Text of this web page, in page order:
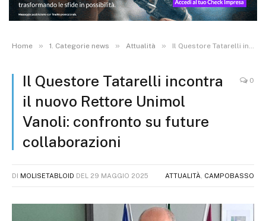
Home » 1. Categorie news » Attualità » Il Questore Tatarelli incontra il nuovo Rettore Unimol Vanoli: confronto su future collaborazioni
Il Questore Tatarelli incontra
il nuovo Rettore Unimol
Vanoli: confronto su future
collaborazioni
0
DI MOLISETABLOID DEL 29 MAGGIO 2025 ATTUALITÀ CAMPOBASSO